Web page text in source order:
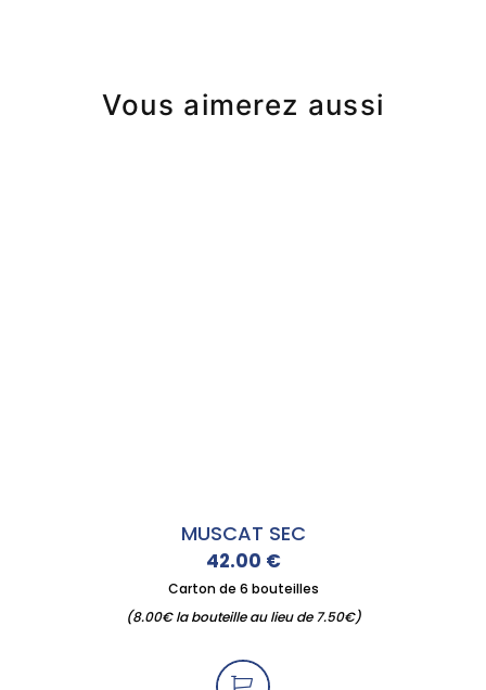
Vous aimerez aussi
MUSCAT SEC
42.00 €
Carton de 6 bouteilles
(8.00€ la bouteille au lieu de 7.50€)